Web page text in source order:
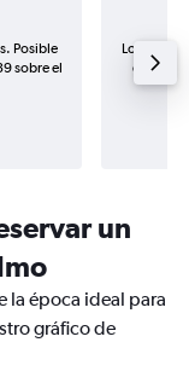
Posible
sobre el
Los
de
un
la época ideal para
gráfico de